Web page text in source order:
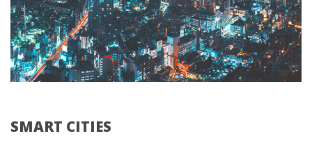
SMART CITIES